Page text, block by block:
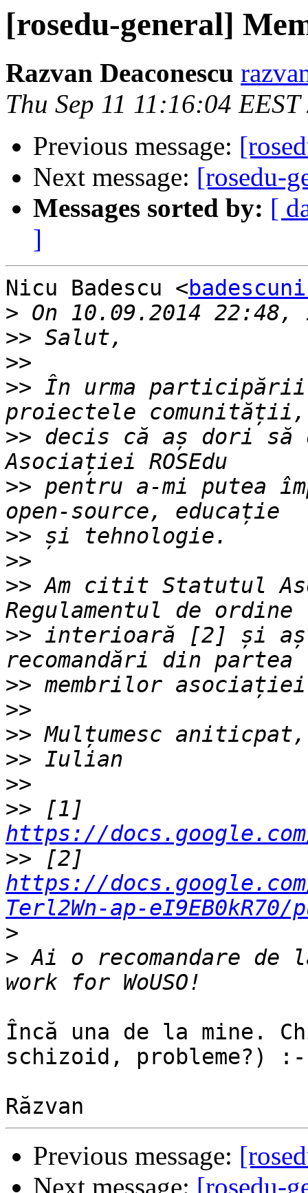
[rosedu-general]
Razvan Deaconescu
Thu Sep 11 11:16:04
Previous message:
Next message: [rosedu-
Messages sorted by: [
]
Nicu Badescu <
>
>>
>>
>> În urma
>> decis că aș dori să
>> pentru a-mi putea
>>
>>
>> Am citit Statutul
>> interioară [2] și aș
>>
>>
>>
>>
>>
>>
https://docs.google.com/
>>
https://docs.google.com/
Terl2Wn-ap-eI9EB0kR70/
>
> Ai o recomandare de
Încă una de la mine.
schizoid, probleme?) :-
Previous message:
Next message: [rosedu-